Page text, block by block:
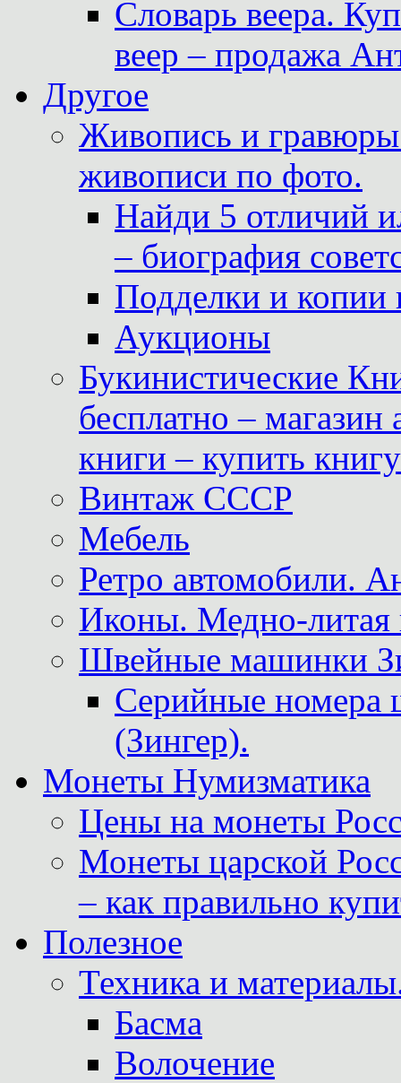
Словарь веера.
веер – продажа
Другое
Живопись и
живописи по фото.
Найди 5 отличий
– биография
Подделки и копии
Аукционы
Букинистические
бесплатно –
книги – купить
Винтаж СССР
Мебель
Ретро автомобили.
Иконы. Медно-литая
Швейные машинки
Серийные
(Зингер).
Монеты Нумизматика
Цены на монеты
Монеты царской
– как правильно
Полезное
Техника и
Басма
Волочение